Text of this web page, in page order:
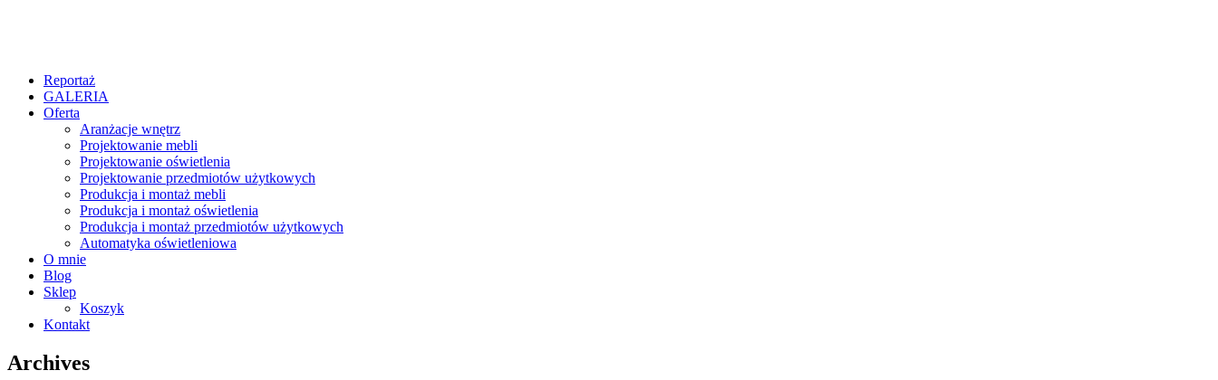
Reportaż
GALERIA
Oferta
Aranżacje wnętrz
Projektowanie mebli
Projektowanie oświetlenia
Projektowanie przedmiotów użytkowych
Produkcja i montaż mebli
Produkcja i montaż oświetlenia
Produkcja i montaż przedmiotów użytkowych
Automatyka oświetleniowa
O mnie
Blog
Sklep
Koszyk
Kontakt
Archives